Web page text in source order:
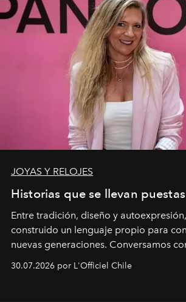
JOYAS Y RELOJES
Historias que se llevan puestas
Entre tradición, diseño y
construido un lenguaje propio para
nuevas generaciones. Conversamos
Dubray, la responsable de marketing
Latinoamérica, sobre identidad, cultura
30.07.2026 por L'Officiel Chile